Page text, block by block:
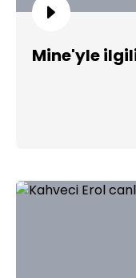
Mine'yle